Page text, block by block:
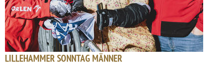
LILLEHAMMER SONNTAG MÄNNER